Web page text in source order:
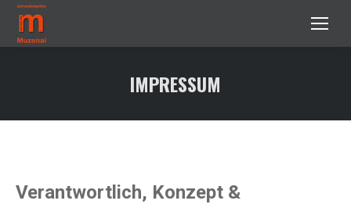
IMPRESSUM
Verantwortlich, Konzept &